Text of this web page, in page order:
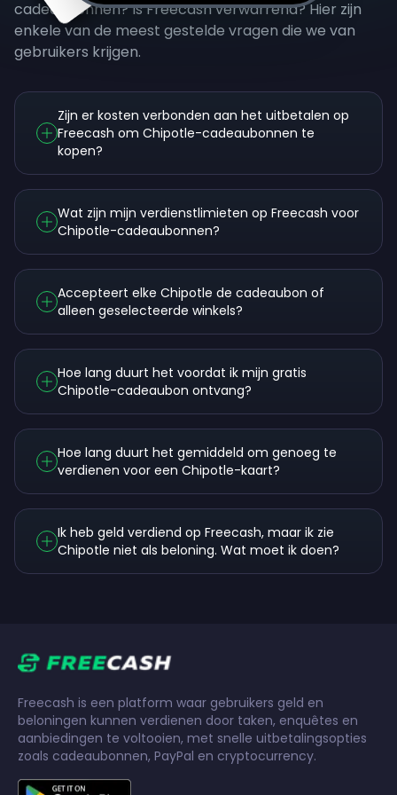
cadeaubonnen? Is Freecash verwarrend? Hier zijn
enkele van de meest gestelde vragen die we van
gebruikers krijgen.
Zijn er kosten verbonden aan het uitbetalen op
Freecash om Chipotle-cadeaubonnen te
kopen?
Wat zijn mijn verdienstlimieten op Freecash voor
Chipotle-cadeaubonnen?
Accepteert elke Chipotle de cadeaubon of
alleen geselecteerde winkels?
Hoe lang duurt het voordat ik mijn gratis
Chipotle-cadeaubon ontvang?
Hoe lang duurt het gemiddeld om genoeg te
verdienen voor een Chipotle-kaart?
Ik heb geld verdiend op Freecash, maar ik zie
Chipotle niet als beloning. Wat moet ik doen?
Freecash is een platform waar gebruikers geld en
beloningen kunnen verdienen door taken, enquêtes en
aanbiedingen te voltooien, met snelle uitbetalingsopties
zoals cadeaubonnen, PayPal en cryptocurrency.